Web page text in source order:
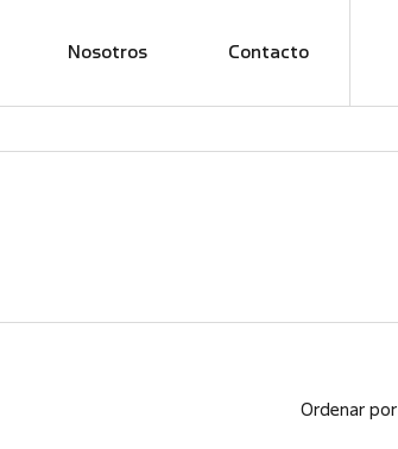
Nosotros Contacto
Ordenar por